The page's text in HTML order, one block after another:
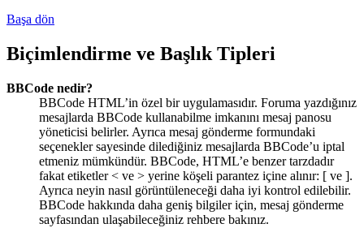
Başa dön
Biçimlendirme ve Başlık Tipleri
BBCode nedir?
BBCode HTML’in özel bir uygulamasıdır. Foruma yazdığınız
mesajlarda BBCode kullanabilme imkanını mesaj panosu
yöneticisi belirler. Ayrıca mesaj gönderme formundaki
seçenekler sayesinde dilediğiniz mesajlarda BBCode’u iptal
etmeniz mümkündür. BBCode, HTML’e benzer tarzdadır
fakat etiketler < ve > yerine köşeli parantez içine alınır: [ ve ].
Ayrıca neyin nasıl görüntüleneceği daha iyi kontrol edilebilir.
BBCode hakkında daha geniş bilgiler için, mesaj gönderme
sayfasından ulaşabileceğiniz rehbere bakınız.